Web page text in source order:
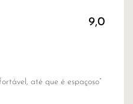
9,0
até que é espaçoso”